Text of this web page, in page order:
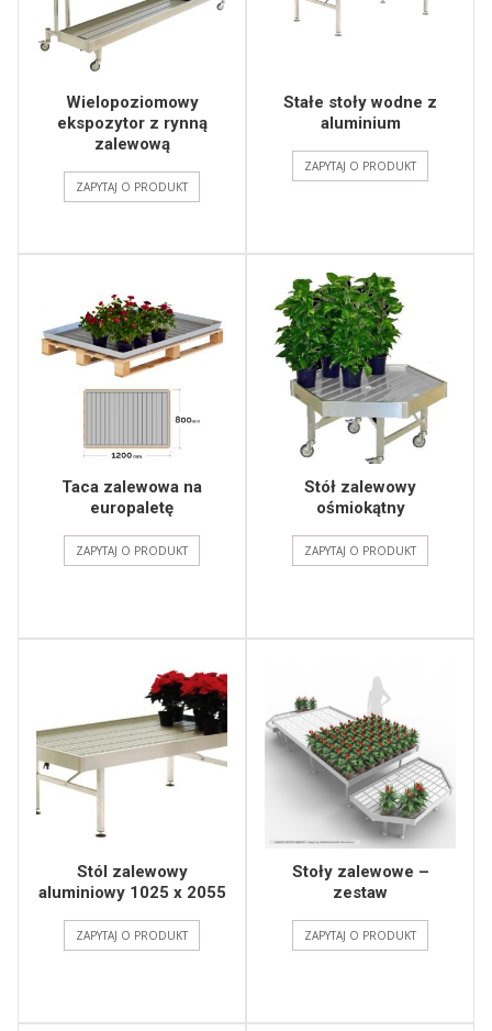
Wielopoziomowy
ekspozytor z rynną
zalewową
ZAPYTAJ O PRODUKT
Stałe stoły wodne z
aluminium
ZAPYTAJ O PRODUKT
Taca zalewowa na
europaletę
ZAPYTAJ O PRODUKT
Stół zalewowy
ośmiokątny
ZAPYTAJ O PRODUKT
Stól zalewowy
aluminiowy 1025 x 2055
ZAPYTAJ O PRODUKT
Stoły zalewowe –
zestaw
ZAPYTAJ O PRODUKT